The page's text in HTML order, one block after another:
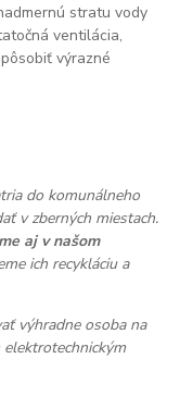
stratu vody
ventilácia,
výrazné
do komunálneho
v zberných miestach.
aj v našom
ich recykláciu a
výhradne osoba na